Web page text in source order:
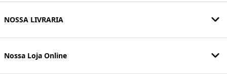
NOSSA LIVRARIA
Nossa Loja Online